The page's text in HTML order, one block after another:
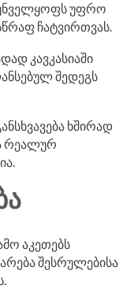
უფრო
ჩატვირთვას.
კავკასიაში
შედეგს
ხშირად
რეალურ
აკეთებს
შესრულებისა